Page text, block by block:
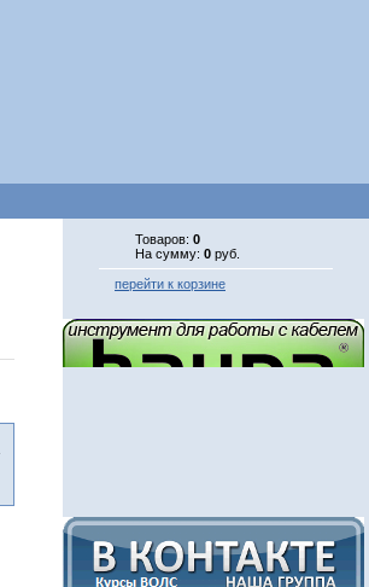
Товаров: 0
На сумму: 0 руб.
перейти к корзине